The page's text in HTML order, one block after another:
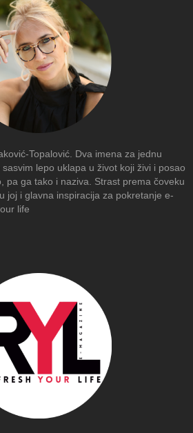
Topalović. Dva imena za jednu
lepo uklapa u život koji živi i posao
pa ga tako i naziva. Strast prema čoveku
joj i glavna inspiracija za pokretanje e-
life